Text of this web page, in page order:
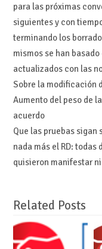
para las próximas
siguientes y con
terminando los
mismos se han
actualizados con las
Sobre la modificación
Aumento del peso de
acuerdo
Que las pruebas
nada más el RD: todas
quisieron manifestar
Related Posts